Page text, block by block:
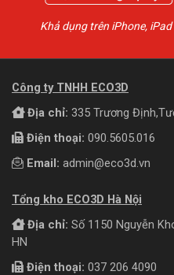
Khả dụng trên iPhone,
Công ty TNHH ECO3D
Địa chỉ: 335 Trương
Điện thoại: 090.5605.016
Email: admin@eco3d.vn
Tổng kho ECO3D Hà Nội
Địa chỉ: Số 1150 Nguyễn
HN
Điện thoại: 037 206 4090